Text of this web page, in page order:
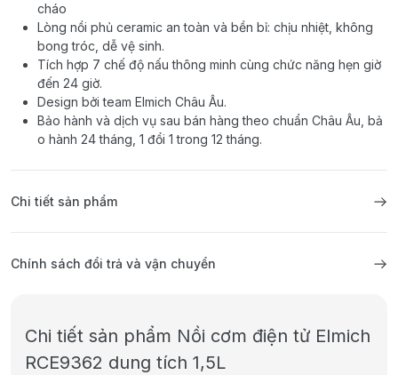
cháo
Lòng nồi phủ ceramic an toàn và bền bỉ: chịu nhiệt, không
bong tróc, dễ vệ sinh.
Tích hợp 7 chế độ nấu thông minh cùng chức năng hẹn giờ
đến 24 giờ.
Design bởi team Elmich Châu Âu.
Bảo hành và dịch vụ sau bán hàng theo chuẩn Châu Âu, bả
o hành 24 tháng, 1 đổi 1 trong 12 tháng.
Chi tiết sản phẩm
Chính sách đổi trả và vận chuyển
Chi tiết sản phẩm Nồi cơm điện tử Elmich
RCE9362 dung tích 1,5L